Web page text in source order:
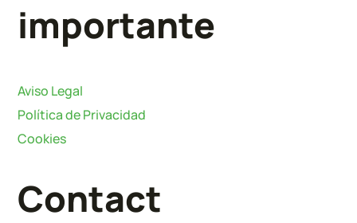
importante
Aviso Legal
Política de Privacidad
Cookies
Contact